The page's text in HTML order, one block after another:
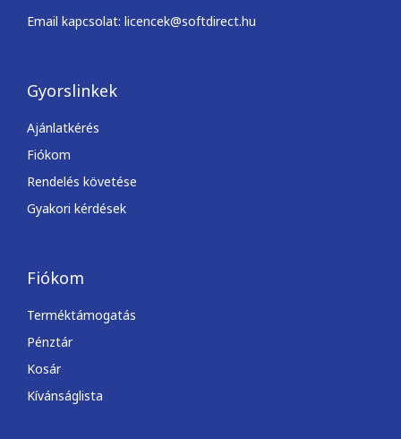
Email kapcsolat: licencek@softdirect.hu
Gyorslinkek
Ajánlatkérés
Fiókom
Rendelés követése
Gyakori kérdések
Fiókom
Terméktámogatás
Pénztár
Kosár
Kívánságlista